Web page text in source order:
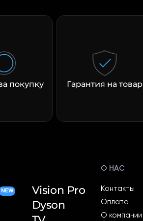
покупку Гарантия на товар
NEW
Vision Pro
Dyson
О НАС
Контакты
Оплата
О компании